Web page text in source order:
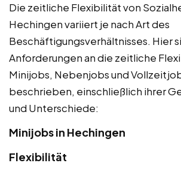
Die zeitliche Flexibilität von
Hechingen variiert je nach Art des
Beschäftigungsverhältnisses. Hier
Anforderungen an die zeitliche
Minijobs, Nebenjobs und
beschrieben, einschließlich ihrer
und Unterschiede:
Minijobs in Hechingen
Flexibilität